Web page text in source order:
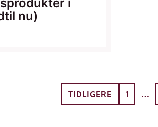
i
nu)
TIDLIGERE 1 …